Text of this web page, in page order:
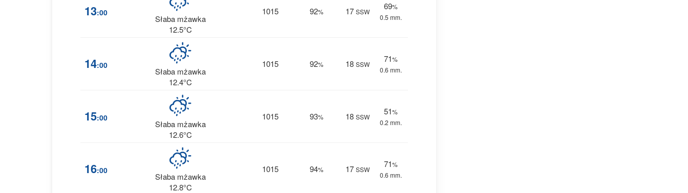
13:00
Słaba mżawka
12.5°C
1015 92% 17 SSW
69%
0.5 mm.
14:00
Słaba mżawka
12.4°C
1015 92% 18 SSW
71%
0.6 mm.
15:00
Słaba mżawka
12.6°C
1015 93% 18 SSW
51%
0.2 mm.
16:00
Słaba mżawka
12.8°C
1015 94% 17 SSW
71%
0.6 mm.